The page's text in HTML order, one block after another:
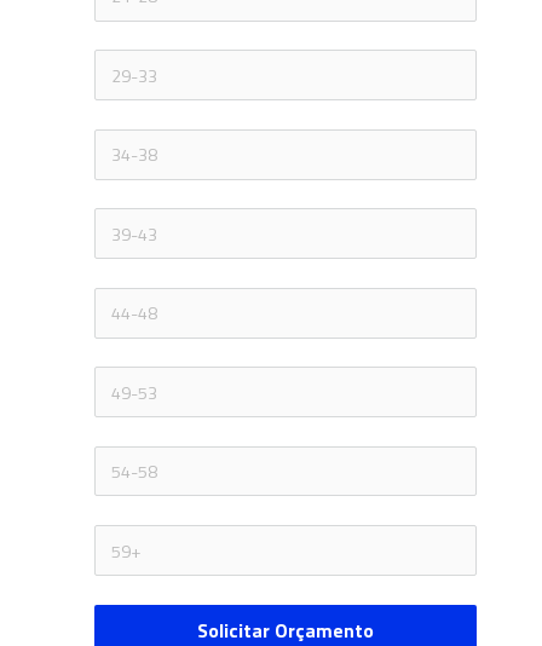
Solicitar Orçamento